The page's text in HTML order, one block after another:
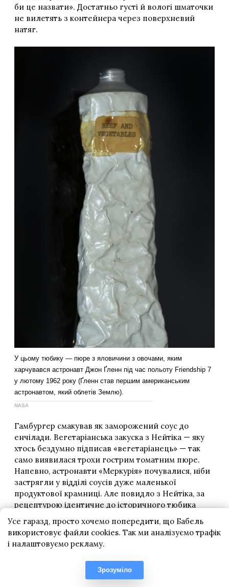
Усе гаразд, просто хочемо попередити, що Бабель
використовує файли cookies. Так ми аналізуємо трафік
і налаштовуємо рекламу.
Зрозуміло